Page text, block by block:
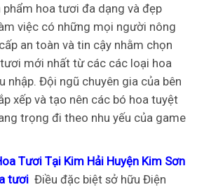
hoa tươi đa dạng và đẹp
việc có những mọi người nông
an toàn và tin cậy nhằm chọn
mới nhất từ các các loại hoa
nhập. Đội ngũ chuyên gia của bên
xếp và tạo nên các bó hoa tuyệt
trọng đi theo nhu yếu của game
Tươi Tại Kim Hải Huyện Kim Sơn
tươi Điều đặc biệt sở hữu Điện